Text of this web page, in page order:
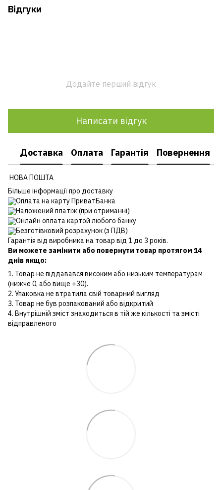
Відгуки
Додайте перший відгук
Написати відгук
Доставка Оплата Гарантія Повернення
НОВА ПОШТА
Більше інформації про доставку
Оплата на карту ПриватБанка
Наложений платіж (при отриманні)
Онлайн оплата картой любого банку
Безготівковий розрахунок (з ПДВ)
Гарантія від виробника на товар від 1 до 3 років.
Ви можете замінити або повернути товар протягом 14
днів якщо:
1. Товар не піддавався високим або низьким температурам
(нижче 0, або вище +30).
2. Упаковка не втратила свій товарний вигляд
3. Товар не був розпакований або відкритий
4. Внутрішній зміст знаходиться в тій же кількості та змісті
відправленого